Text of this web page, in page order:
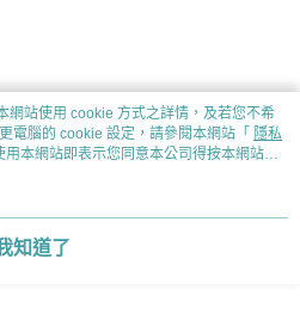
網站使用 cookie 方式之詳情，及若您不希
電腦的 cookie 設定，請參閱本網站「 隱私
用本網站即表示您同意本公司得按本網站使
知道了